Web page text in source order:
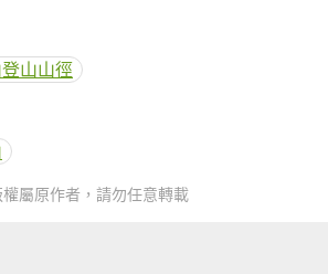
山山徑
權屬原作者，請勿任意轉載